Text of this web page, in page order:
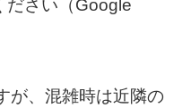
ださい（Google
が、混雑時は近隣の